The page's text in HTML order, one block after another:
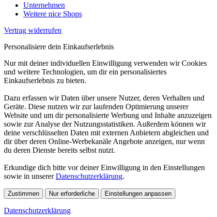
Unternehmen
Weitere nice Shops
Vertrag widerrufen
Personalisiere dein Einkaufserlebnis
Nur mit deiner individuellen Einwilligung verwenden wir Cookies
und weitere Technologien, um dir ein personalisiertes
Einkaufserlebnis zu bieten.
Dazu erfassen wir Daten über unsere Nutzer, deren Verhalten und
Geräte. Diese nutzen wir zur laufenden Optimierung unserer
Website und um dir personalisierte Werbung und Inhalte anzuzeigen
sowie zur Analyse der Nutzungsstatistiken. Außerdem können wir
deine verschlüsselten Daten mit externen Anbietern abgleichen und
dir über deren Online-Werbekanäle Angebote anzeigen, nur wenn
du deren Dienste bereits selbst nutzt.
Erkundige dich bitte vor deiner Einwilligung in den Einstellungen
sowie in unsererDatenschutzerklärung.
Zustimmen Nur erforderliche Einstellungen anpassen
Datenschutzerklärung